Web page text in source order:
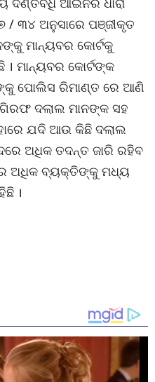
/ ୩୪ ଅନୁସାରେ ପଞ୍ଜୀକୃତ
ମାନ୍ୟବର କୋର୍ଟକୁ
। ମାନ୍ୟବର କୋର୍ଟଙ୍କ
ପୋଲିସ ରିମାଣ୍ତ ରେ ଆଣି
ଦଲାଲ ମାନଙ୍କ ସହ
ଯଦି ଆଉ କିଛି ଦଲାଲ
ଅଧିକ ତଦନ୍ତ ଜାରି ରହିବ
ଅଧିକ ବ୍ୟକ୍ତିଙ୍କୁ ମଧ୍ୟ
।